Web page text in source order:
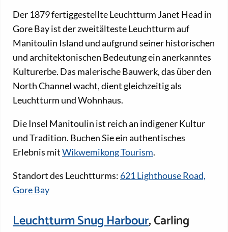
Der 1879 fertiggestellte Leuchtturm Janet Head in
Gore Bay ist der zweitälteste Leuchtturm auf
Manitoulin Island und aufgrund seiner historischen
und architektonischen Bedeutung ein anerkanntes
Kulturerbe. Das malerische Bauwerk, das über den
North Channel wacht, dient gleichzeitig als
Leuchtturm und Wohnhaus.
Die Insel Manitoulin ist reich an indigener Kultur
und Tradition. Buchen Sie ein authentisches
Erlebnis mitWikwemikong Tourism.
Standort des Leuchtturms: 621 Lighthouse Road,
Gore Bay
Leuchtturm Snug Harbour, Carling